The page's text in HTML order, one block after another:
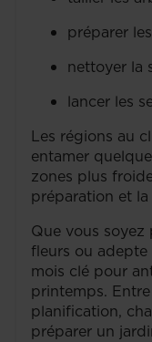
préparer
nettoyer la
lancer les
Les régions au
entamer
zones plus
préparation et
Que vous
fleurs ou adepte
mois clé pour
printemps.
planification,
préparer un